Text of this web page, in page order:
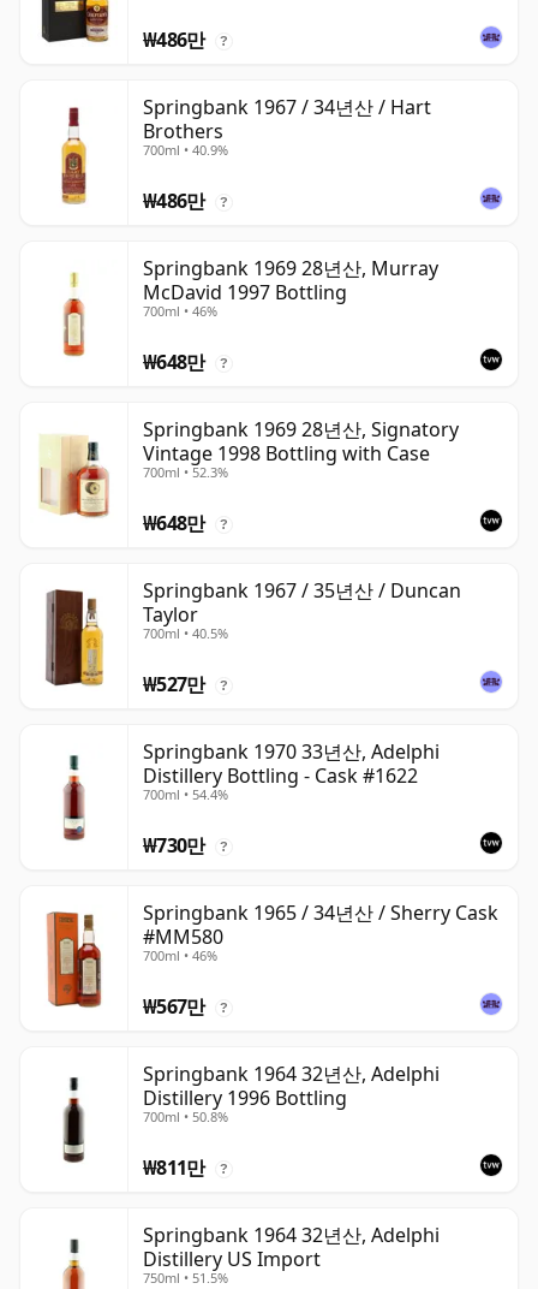
₩486만 ?
Springbank 1967 / 34년산 / Hart
Brothers
700ml • 40.9%
₩486만 ?
Springbank 1969 28년산, Murray
McDavid 1997 Bottling
700ml • 46%
₩648만 ?
Springbank 1969 28년산, Signatory
Vintage 1998 Bottling with Case
700ml • 52.3%
₩648만 ?
Springbank 1967 / 35년산 / Duncan
Taylor
700ml • 40.5%
₩527만 ?
Springbank 1970 33년산, Adelphi
Distillery Bottling - Cask #1622
700ml • 54.4%
₩730만 ?
Springbank 1965 / 34년산 / Sherry Cask
#MM580
700ml • 46%
₩567만 ?
Springbank 1964 32년산, Adelphi
Distillery 1996 Bottling
700ml • 50.8%
₩811만 ?
Springbank 1964 32년산, Adelphi
Distillery US Import
750ml • 51.5%